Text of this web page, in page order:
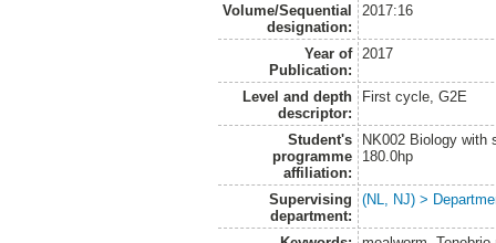
Volume/Sequential
designation:
2017:16
Year of
Publication:
2017
Level and depth
descriptor:
First cycle, G2E
Student's
programme
affiliation:
NK002 Biology with
180.0hp
Supervising
department:
(NL, NJ) >